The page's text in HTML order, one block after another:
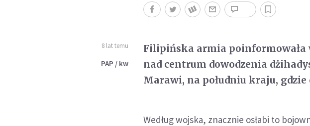
8 lat temu
PAP / kw
Filipińska armia poinformowała
nad centrum dowodzenia
Marawi, na południu kraju,
Według wojska, znacznie osłabi to